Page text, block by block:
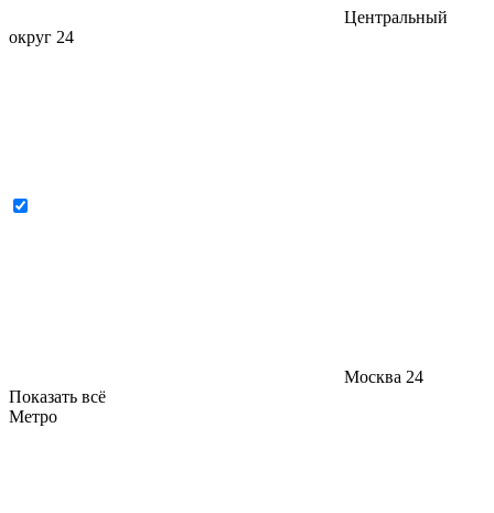
Центральный
округ 24
Москва 24
Показать всё
Метро